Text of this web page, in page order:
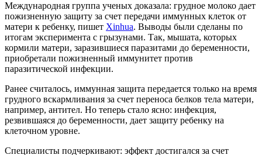
Международная группа ученых доказала: грудное молоко дает
пожизненную защиту за счет передачи иммунных клеток от
матери к ребенку, пишет Xinhua. Выводы были сделаны по
итогам эксперимента с грызунами. Так, мышата, которых
кормили матери, заразившиеся паразитами до беременности,
приобретали пожизненный иммунитет против
паразитической инфекции.
Ранее считалось, иммунная защита передается только на время
грудного вскармливания за счет переноса белков тела матери,
например, антител. Но теперь стало ясно: инфекция,
резвившаяся до беременности, дает защиту ребенку на
клеточном уровне.
Специалисты подчеркивают: эффект достигался за счет